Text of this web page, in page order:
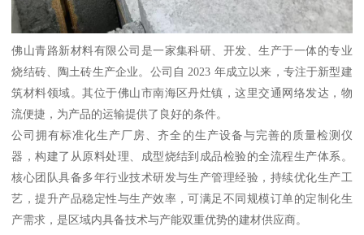
佛山青路新材料有限公司是一家集科研、开发、生产于一体的专业
烧结砖、陶土砖生产企业。公司自 2023 年成立以来，专注于新型建
筑材料领域。其位于佛山市南海区丹灶镇，这里交通网络发达，物
流便捷，为产品的运输提供了良好的条件。
公司拥有标准化生产厂房、齐全的生产设备与完善的质量检测仪
器，构建了从原料处理、成型烧结到成品检验的全流程生产体系。
核心团队具备多年行业技术研发与生产管理经验，持续优化生产工
艺，提升产品稳定性与生产效率，可满足不同规模订单的定制化生
产需求，是区域内具备技术与产能双重优势的建材供应商。